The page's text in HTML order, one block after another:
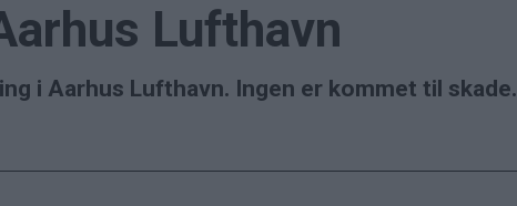
Lufthavn
i Aarhus Lufthavn. Ingen er kommet til skade.